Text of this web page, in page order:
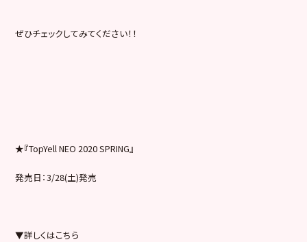
ぜひチェックしてみてください！！
★『TopYell NEO 2020 SPRING』
発売日：3/28(土)発売
▼詳しくはこちら